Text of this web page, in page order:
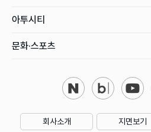
아투시티
문화·스포츠
회사소개 지면보기